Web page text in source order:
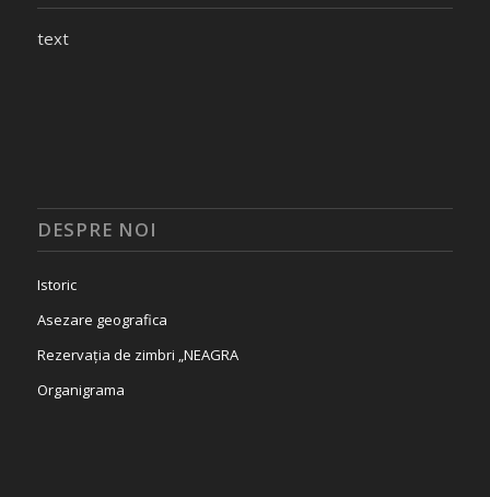
text
DESPRE NOI
Istoric
Asezare geografica
Rezervația de zimbri „NEAGRA
Organigrama